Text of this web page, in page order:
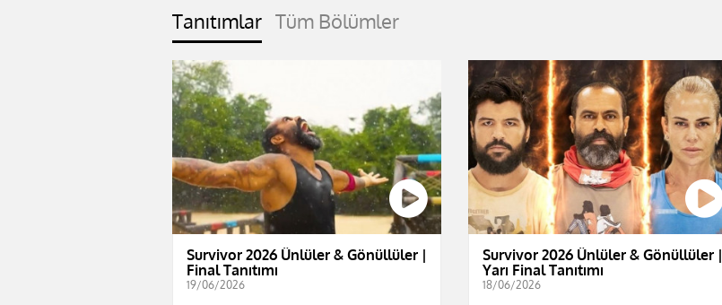
Tanıtımlar Tüm Bölümler
Survivor 2026 Ünlüler & Gönüllüler |
Final Tanıtımı
19/06/2026
Survivor 2026 Ünlüler & Gönüllüler |
Yarı Final Tanıtımı
18/06/2026